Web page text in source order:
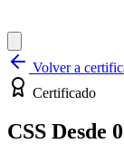
Volver a
Certificado
CSS Desde 0